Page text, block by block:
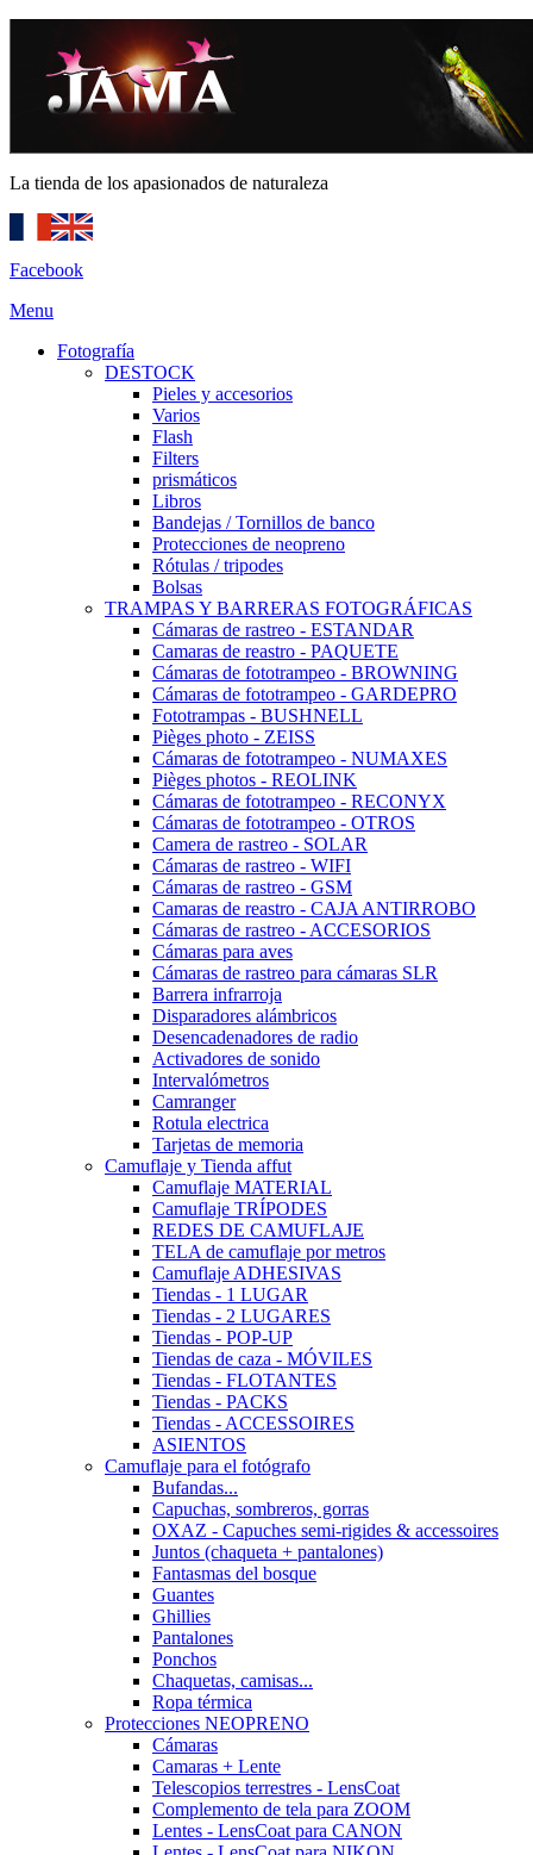
La tienda de los apasionados de naturaleza
Facebook
Menu
Fotografía
DESTOCK
Pieles y accesorios
Varios
Flash
Filters
prismáticos
Libros
Bandejas / Tornillos de banco
Protecciones de neopreno
Rótulas / tripodes
Bolsas
TRAMPAS Y BARRERAS FOTOGRÁFICAS
Cámaras de rastreo - ESTANDAR
Camaras de reastro - PAQUETE
Cámaras de fototrampeo - BROWNING
Cámaras de fototrampeo - GARDEPRO
Fototrampas - BUSHNELL
Pièges photo - ZEISS
Cámaras de fototrampeo - NUMAXES
Pièges photos - REOLINK
Cámaras de fototrampeo - RECONYX
Cámaras de fototrampeo - OTROS
Camera de rastreo - SOLAR
Cámaras de rastreo - WIFI
Cámaras de rastreo - GSM
Camaras de reastro - CAJA ANTIRROBO
Cámaras de rastreo - ACCESORIOS
Cámaras para aves
Cámaras de rastreo para cámaras SLR
Barrera infrarroja
Disparadores alámbricos
Desencadenadores de radio
Activadores de sonido
Intervalómetros
Camranger
Rotula electrica
Tarjetas de memoria
Camuflaje y Tienda affut
Camuflaje MATERIAL
Camuflaje TRÍPODES
REDES DE CAMUFLAJE
TELA de camuflaje por metros
Camuflaje ADHESIVAS
Tiendas - 1 LUGAR
Tiendas - 2 LUGARES
Tiendas - POP-UP
Tiendas de caza - MÓVILES
Tiendas - FLOTANTES
Tiendas - PACKS
Tiendas - ACCESSOIRES
ASIENTOS
Camuflaje para el fotógrafo
Bufandas...
Capuchas, sombreros, gorras
OXAZ - Capuches semi-rigides & accessoires
Juntos (chaqueta + pantalones)
Fantasmas del bosque
Guantes
Ghillies
Pantalones
Ponchos
Chaquetas, camisas...
Ropa térmica
Protecciones NEOPRENO
Cámaras
Camaras + Lente
Telescopios terrestres - LensCoat
Complemento de tela para ZOOM
Lentes - LensCoat para CANON